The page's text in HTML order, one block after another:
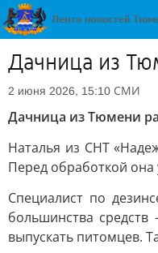
Дачница из
2 июня 2026, 15:10 СМИ
Дачница из Тюмени
Наталья из СНТ
Перед обработкой
Специалист по
большинства
выпускать питомцев.